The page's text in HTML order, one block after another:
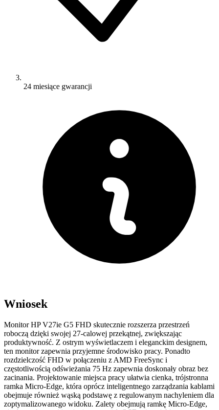
24 miesiące gwarancji
Wniosek
Monitor HP V27ie G5 FHD skutecznie rozszerza przestrzeń
roboczą dzięki swojej 27-calowej przekątnej, zwiększając
produktywność. Z ostrym wyświetlaczem i eleganckim designem,
ten monitor zapewnia przyjemne środowisko pracy. Ponadto
rozdzielczość FHD w połączeniu z AMD FreeSync i
częstotliwością odświeżania 75 Hz zapewnia doskonały obraz bez
zacinania. Projektowanie miejsca pracy ułatwia cienka, trójstronna
ramka Micro-Edge, która oprócz inteligentnego zarządzania kablami
obejmuje również wąską podstawę z regulowanym nachyleniem dla
zoptymalizowanego widoku. Zalety obejmują ramkę Micro-Edge,